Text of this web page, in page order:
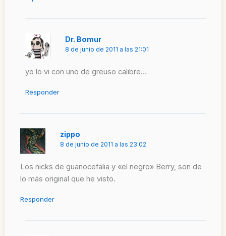
Dr. Bomur
8 de junio de 2011 a las 21:01
yo lo vi con uno de greuso calibre…
Responder
zippo
8 de junio de 2011 a las 23:02
Los nicks de guanocefalia y «el negro» Berry, son de
lo más original que he visto.
Responder